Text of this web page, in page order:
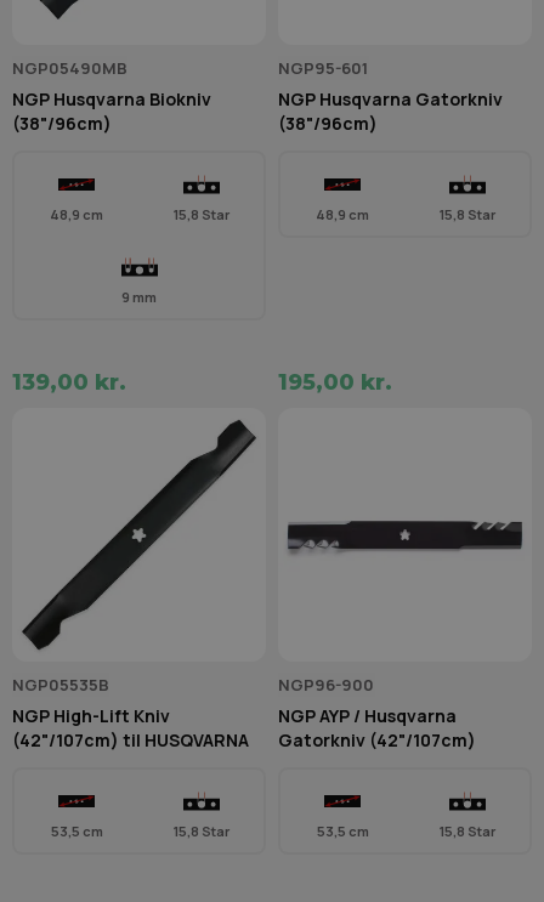
NGP05490MB
NGP Husqvarna Biokniv
(38"/96cm)
48,9 cm 15,8 Star
9 mm
139,00 kr.
NGP95-601
NGP Husqvarna Gatorkniv
(38"/96cm)
48,9 cm 15,8 Star
195,00 kr.
NGP05535B
NGP High-Lift Kniv
(42"/107cm) til HUSQVARNA
53,5 cm 15,8 Star
NGP96-900
NGP AYP / Husqvarna
Gatorkniv (42"/107cm)
53,5 cm 15,8 Star